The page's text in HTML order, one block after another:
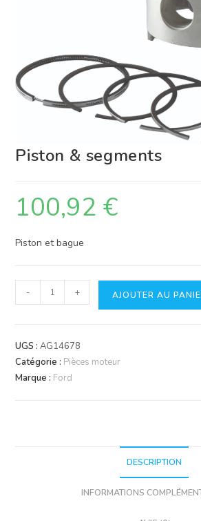
Piston & segments
100,92 €
Piston et bague
quantité
de
&
segments
- + AJOUTER AU
UGS :AG14678
Catégorie : Pièces moteur
Marque : Ford
DESCRIPTION
INFORMATIONS